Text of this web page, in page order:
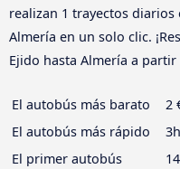
realizan 1 trayectos diarios
Almería en un solo clic.
Ejido hasta Almería a partir
El autobús más barato
2
El autobús más rápido
El primer autobús